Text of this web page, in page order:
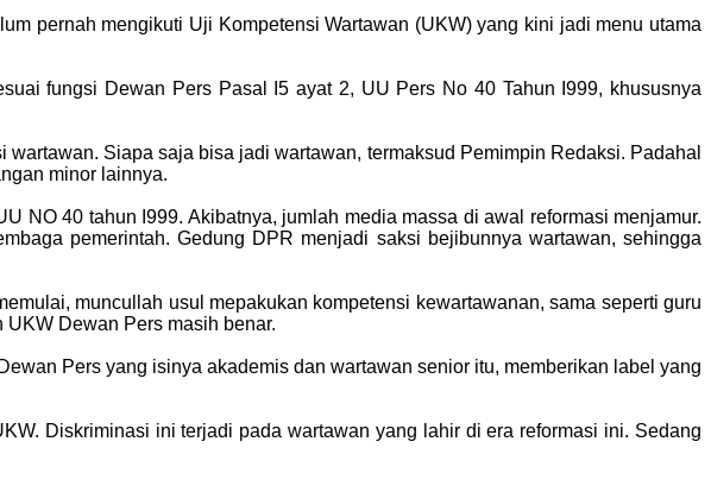
pernah mengikuti Uji Kompetensi Wartawan (UKW) yang kini jadi menu utama
fungsi Dewan Pers Pasal I5 ayat 2, UU Pers No 40 Tahun I999, khususnya
Siapa saja bisa jadi wartawan, termaksud Pemimpin Redaksi. Padahal
minor lainnya.
NO 40 tahun I999. Akibatnya, jumlah media massa di awal reformasi menjamur.
pemerintah. Gedung DPR menjadi saksi bejibunnya wartawan, sehingga
muncullah usul mepakukan kompetensi kewartawanan, sama seperti guru
Dewan Pers masih benar.
Pers yang isinya akademis dan wartawan senior itu, memberikan label yang
Diskriminasi ini terjadi pada wartawan yang lahir di era reformasi ini. Sedang